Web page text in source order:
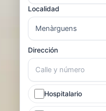
Localidad
Dirección
Hospitalario